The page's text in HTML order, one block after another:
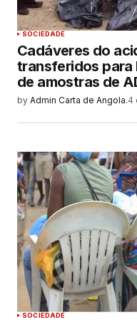
SOCIEDADE
Cadáveres do
transferidos para
de amostras de
by Admin Carta de Angola.4
SOCIEDADE